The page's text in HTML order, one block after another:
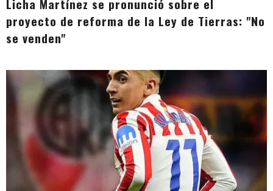
Licha Martínez se pronunció sobre el
proyecto de reforma de la Ley de Tierras: "No
se venden"